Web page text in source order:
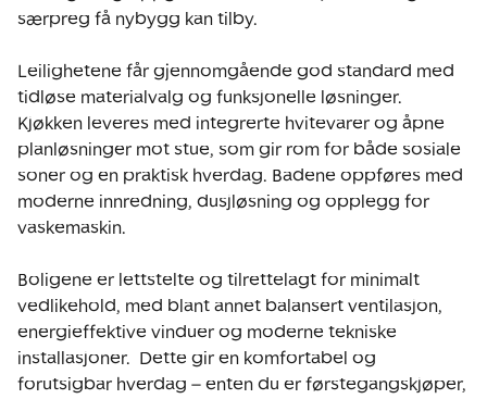
særpreg få nybygg kan tilby.
Leilighetene får gjennomgående god standard med
tidløse materialvalg og funksjonelle løsninger.
Kjøkken leveres med integrerte hvitevarer og åpne
planløsninger mot stue, som gir rom for både sosiale
soner og en praktisk hverdag. Badene oppføres med
moderne innredning, dusjløsning og opplegg for
vaskemaskin.
Boligene er lettstelte og tilrettelagt for minimalt
vedlikehold, med blant annet balansert ventilasjon,
energieffektive vinduer og moderne tekniske
installasjoner.  Dette gir en komfortabel og
forutsigbar hverdag – enten du er førstegangskjøper,